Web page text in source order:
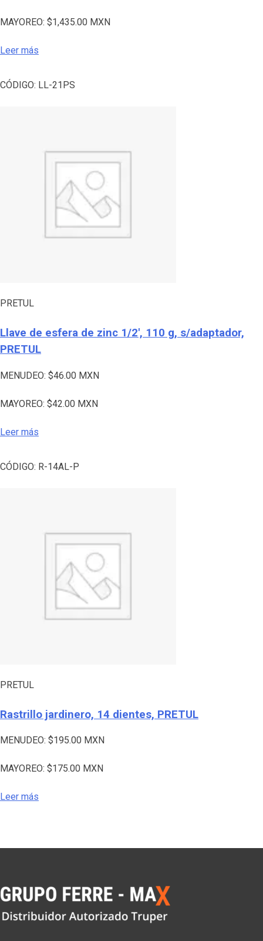
MAYOREO: $1,435.00 MXN
Leer más
CÓDIGO: LL-21PS
PRETUL
Llave de esfera de zinc 1/2′, 110 g, s/adaptador,
PRETUL
MENUDEO: $46.00 MXN
MAYOREO: $42.00 MXN
Leer más
CÓDIGO: R-14AL-P
PRETUL
Rastrillo jardinero, 14 dientes, PRETUL
MENUDEO: $195.00 MXN
MAYOREO: $175.00 MXN
Leer más